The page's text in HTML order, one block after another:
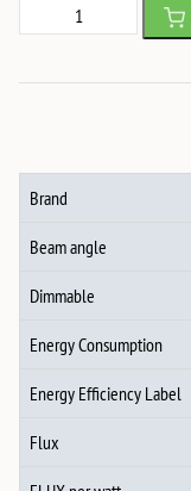
was:
61 ден.
СПОТ
550Lm
110°
SMD
количина
Brand
Beam angle
Dimmable
Energy Consumption
Energy Efficiency Label
Flux